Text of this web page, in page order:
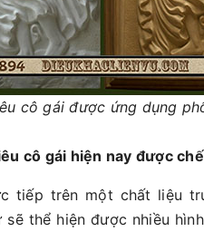
cô gái được ứng dụng
cô gái hiện nay được
tiếp trên một chất liệu
sẽ thể hiện được nhiều